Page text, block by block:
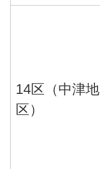
14区（中津地
区）